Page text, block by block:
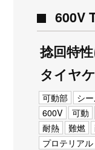
600V
捻回特
タイヤ
可動部 シ
600V
可動
耐熱
難燃
プロテリアル